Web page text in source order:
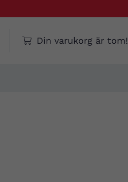
Din varukorg är tom!